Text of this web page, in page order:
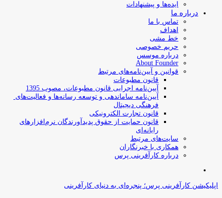
ایده‌ها و پیشنهادات
درباره ما
تماس با ما
اهداف
خط مشی
حریم خصوصی
درباره موسس
About Founder
قوانین و آیین‌نامه‌های مرتبط
‌قانون مطبوعات
آیین‌نامه اجرایی قانون مطبوعات، مصوب 1395
آیین‌نامه سامان­دهی و توسعه رسانه­‌ها و فعالیت‌­های
فرهنگی دیجیتال
قانون تجارت الکترونیکی
قانون حمایت از حقوق پدیدآورندگان نرم‌افزارهای
رایانه‌ای
سایت‌های مرتبط
همکاری با خبرنگاران
درباره کارآفرینی پرس
اپلیکیشن کارآفرینی پرس؛ پنجره‌ای به دنیای کارآفرینی